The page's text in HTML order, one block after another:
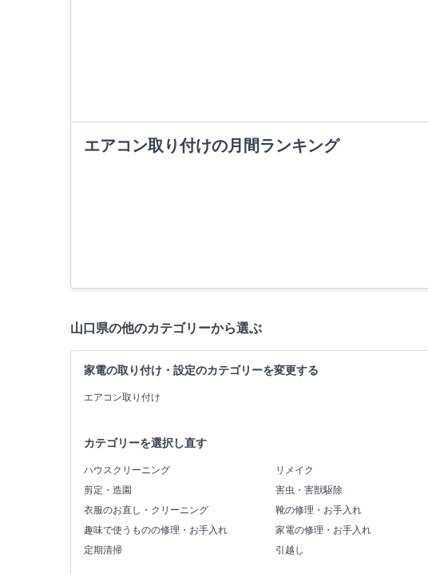
エアコン取り付けの月間ランキング
山口県の他のカテゴリーから選ぶ
家電の取り付け・設定のカテゴリーを変更する
エアコン取り付け
カテゴリーを選択し直す
ハウスクリーニング リメイク
剪定・造園
害虫・害獣駆除
衣服のお直し・クリーニング
靴の修理・お手入れ
趣味で使うものの修理・お手入れ
家電の修理・お手入れ
定期清掃
引越し